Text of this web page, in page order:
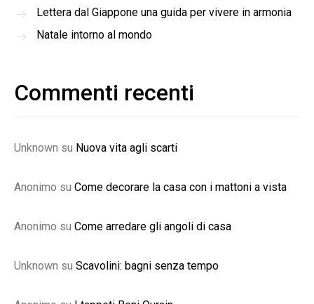
Lettera dal Giappone una guida per vivere in armonia
Natale intorno al mondo
Commenti recenti
Unknown su Nuova vita agli scarti
Anonimo su Come decorare la casa con i mattoni a vista
Anonimo su Come arredare gli angoli di casa
Unknown su Scavolini: bagni senza tempo